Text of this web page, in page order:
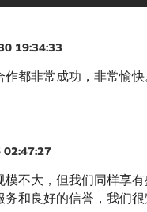
19:34:33
作都非常成功，非常愉
02:47:27
模不大，但我们同样享
务和良好的信誉，我们很